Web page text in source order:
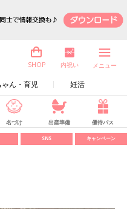
ん・育児 妊活
SHOP 内祝い メニュー
名づけ 出産準備 優待パス
SNS キャンペーン